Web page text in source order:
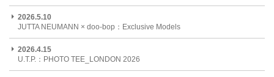
2026.5.10
JUTTA NEUMANN × doo-bop：Exclusive Models
2026.4.15
U.T.P.：PHOTO TEE_LONDON 2026